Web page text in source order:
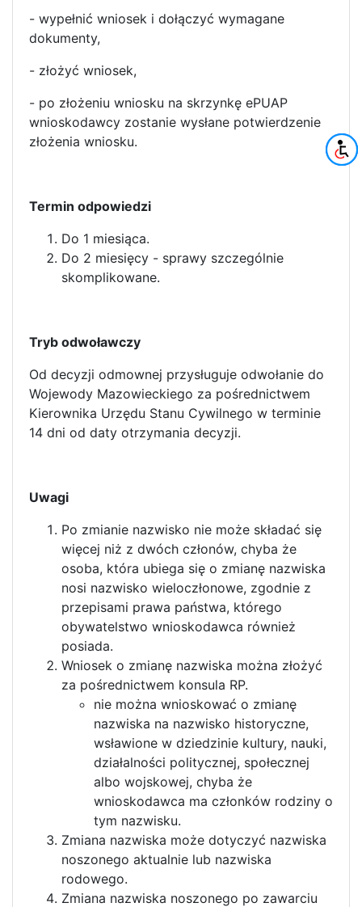
- wypełnić wniosek i dołączyć wymagane
dokumenty,
- złożyć wniosek,
- po złożeniu wniosku na skrzynkę ePUAP
wnioskodawcy zostanie wysłane potwierdzenie
złożenia wniosku.
Termin odpowiedzi
Do 1 miesiąca.
Do 2 miesięcy - sprawy szczególnie
skomplikowane.
Tryb odwoławczy
Od decyzji odmownej przysługuje odwołanie do
Wojewody Mazowieckiego za pośrednictwem
Kierownika Urzędu Stanu Cywilnego w terminie
14 dni od daty otrzymania decyzji.
Uwagi
Po zmianie nazwisko nie może składać się
więcej niż z dwóch członów, chyba że
osoba, która ubiega się o zmianę nazwiska
nosi nazwisko wieloczłonowe, zgodnie z
przepisami prawa państwa, którego
obywatelstwo wnioskodawca również
posiada.
Wniosek o zmianę nazwiska można złożyć
za pośrednictwem konsula RP.
nie można wnioskować o zmianę
nazwiska na nazwisko historyczne,
wsławione w dziedzinie kultury, nauki,
działalności politycznej, społecznej
albo wojskowej, chyba że
wnioskodawca ma członków rodziny o
tym nazwisku.
Zmiana nazwiska może dotyczyć nazwiska
noszonego aktualnie lub nazwiska
rodowego.
Zmiana nazwiska noszonego po zawarciu